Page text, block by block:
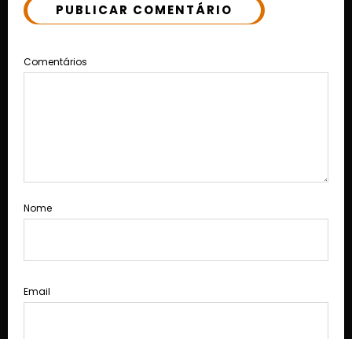
PUBLICAR COMENTÁRIO
Comentários
Nome
Email